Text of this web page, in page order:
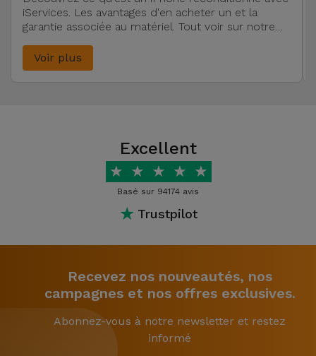
iServices. Les avantages d'en acheter un et la
garantie associée au matériel. Tout voir sur notre
Voir plus
Excellent
★ ★ ★ ★ ★
Basé sur 94174 avis
★ Trustpilot
Recevez nos nouveautés, nos
campagnes et nos offres exclusives.
Abonnez-vous à notre newsletter et restez
informé